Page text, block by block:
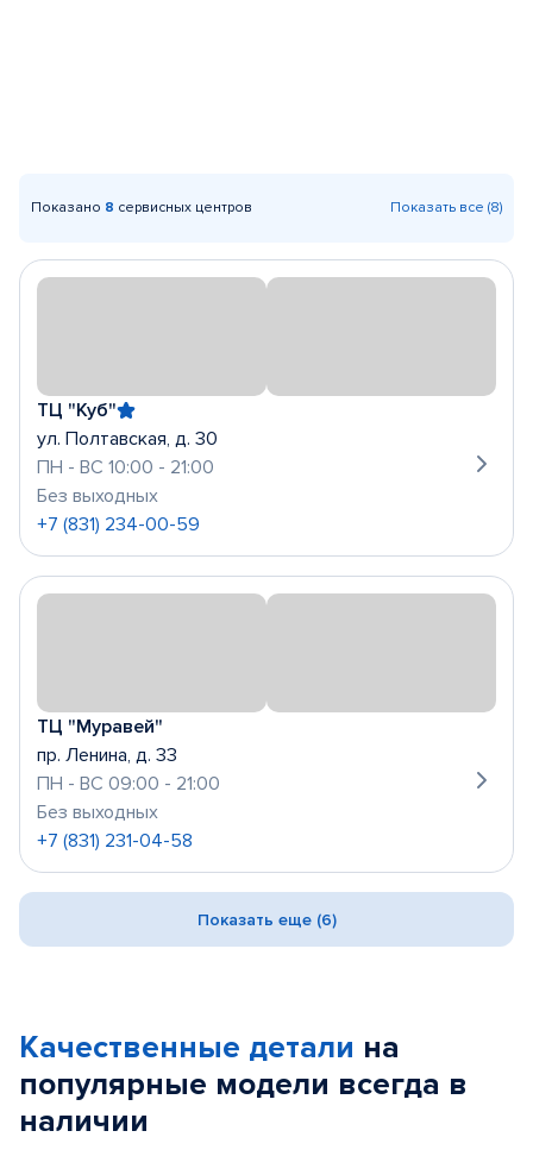
Показано 8 сервисных центров Показать все (8)
ТЦ "Куб"
ул. Полтавская, д. 30
ПН - ВС 10:00 - 21:00
Без выходных
+7 (831) 234-00-59
ТЦ "Муравей"
пр. Ленина, д. 33
ПН - ВС 09:00 - 21:00
Без выходных
+7 (831) 231-04-58
Показать еще (6)
Качественные детали на
популярные модели всегда в
наличии